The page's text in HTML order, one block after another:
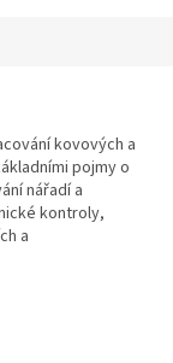
kovových a
pojmy o
nářadí a
kontroly,
a